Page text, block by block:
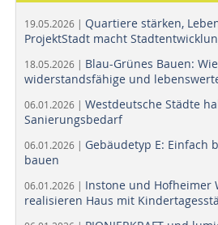
19.05.2026 | Quartiere stärken,
ProjektStadt macht
18.05.2026 | Blau-Grünes Bauen:
widerstandsfähige und
06.01.2026 | Westdeutsche Städte
Sanierungsbedarf
06.01.2026 | Gebäudetyp E: Einfach
bauen
06.01.2026 | Instone und Hofheimer
realisieren Haus mit